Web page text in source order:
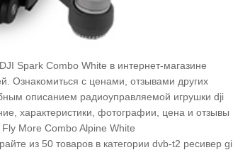
Spark Combo White в интернет-магазине
Ознакомиться с ценами, отзывами других
описанием радиоуправляемой игрушки dji
характеристики, фотографии, цена и отзывы
More Combo Alpine White
из 50 товаров в категории dvb-t2 ресивер gi